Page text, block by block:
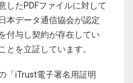
したPDFファイルに対して
本データ通信協会が認定
付与し契約が存在してい
とを立証しています。
「iTrust電子署名用証明